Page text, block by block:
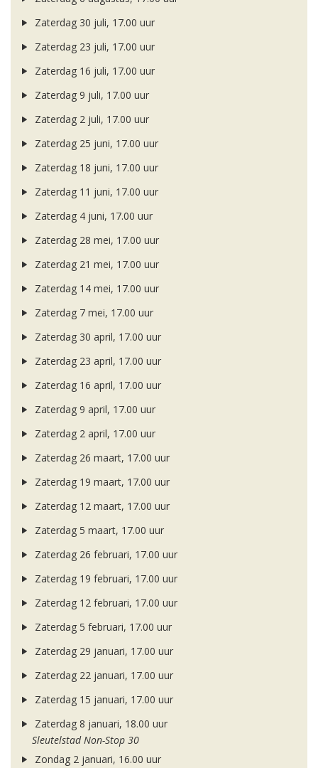
Zaterdag 30 juli, 17.00 uur
Zaterdag 23 juli, 17.00 uur
Zaterdag 16 juli, 17.00 uur
Zaterdag 9 juli, 17.00 uur
Zaterdag 2 juli, 17.00 uur
Zaterdag 25 juni, 17.00 uur
Zaterdag 18 juni, 17.00 uur
Zaterdag 11 juni, 17.00 uur
Zaterdag 4 juni, 17.00 uur
Zaterdag 28 mei, 17.00 uur
Zaterdag 21 mei, 17.00 uur
Zaterdag 14 mei, 17.00 uur
Zaterdag 7 mei, 17.00 uur
Zaterdag 30 april, 17.00 uur
Zaterdag 23 april, 17.00 uur
Zaterdag 16 april, 17.00 uur
Zaterdag 9 april, 17.00 uur
Zaterdag 2 april, 17.00 uur
Zaterdag 26 maart, 17.00 uur
Zaterdag 19 maart, 17.00 uur
Zaterdag 12 maart, 17.00 uur
Zaterdag 5 maart, 17.00 uur
Zaterdag 26 februari, 17.00 uur
Zaterdag 19 februari, 17.00 uur
Zaterdag 12 februari, 17.00 uur
Zaterdag 5 februari, 17.00 uur
Zaterdag 29 januari, 17.00 uur
Zaterdag 22 januari, 17.00 uur
Zaterdag 15 januari, 17.00 uur
Zaterdag 8 januari, 18.00 uur
Sleutelstad Non-Stop 30
Zondag 2 januari, 16.00 uur